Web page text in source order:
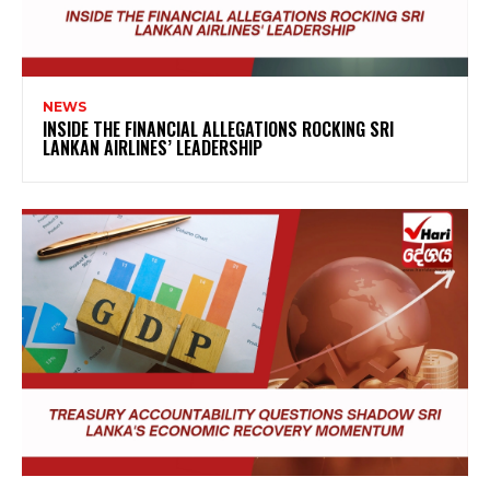
NEWS
INSIDE THE FINANCIAL ALLEGATIONS ROCKING SRI
LANKAN AIRLINES’ LEADERSHIP